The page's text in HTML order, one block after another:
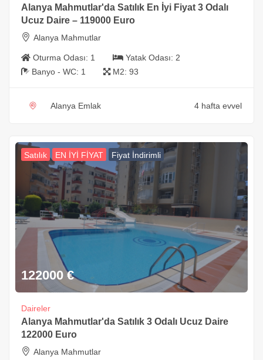
Alanya Mahmutlar'da Satılık En İyi Fiyat 3 Odalı
Ucuz Daire – 119000 Euro
Alanya Mahmutlar
Oturma Odası: 1 Yatak Odası: 2
Banyo - WC: 1 M2: 93
Alanya Emlak 4 hafta evvel
Satılık EN İYİ FİYAT Fiyat İndirimli
122000 €
Daireler
Alanya Mahmutlar'da Satılık 3 Odalı Ucuz Daire
122000 Euro
Alanya Mahmutlar